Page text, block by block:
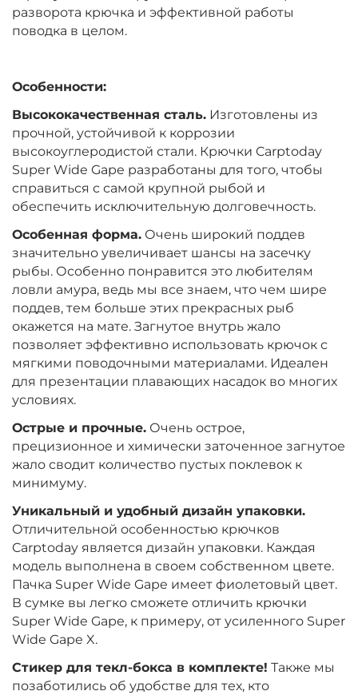
разворота крючка и эффективной работы
поводка в целом.
Особенности:
Высококачественная сталь. Изготовлены из
прочной, устойчивой к коррозии
высокоуглеродистой стали. Крючки Carptoday
Super Wide Gape разработаны для того, чтобы
справиться с самой крупной рыбой и
обеспечить исключительную долговечность.
Особенная форма. Очень широкий поддев
значительно увеличивает шансы на засечку
рыбы. Особенно понравится это любителям
ловли амура, ведь мы все знаем, что чем шире
поддев, тем больше этих прекрасных рыб
окажется на мате. Загнутое внутрь жало
позволяет эффективно использовать крючок с
мягкими поводочными материалами. Идеален
для презентации плавающих насадок во многих
условиях.
Острые и прочные. Очень острое,
прецизионное и химически заточенное загнутое
жало сводит количество пустых поклевок к
минимуму.
Уникальный и удобный дизайн упаковки.
Отличительной особенностью крючков
Carptoday является дизайн упаковки. Каждая
модель выполнена в своем собственном цвете.
Пачка Super Wide Gape имеет фиолетовый цвет.
В сумке вы легко сможете отличить крючки
Super Wide Gape, к примеру, от усиленного Super
Wide Gape X.
Стикер для текл-бокса в комплекте! Также мы
позаботились об удобстве для тех, кто